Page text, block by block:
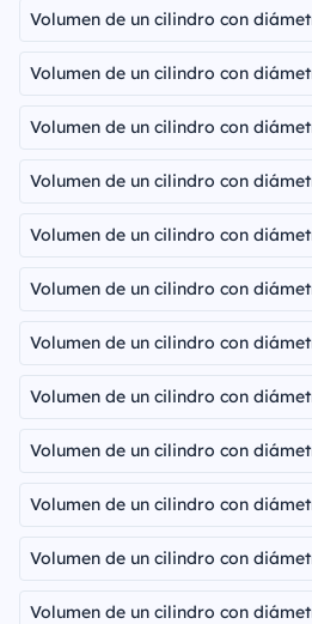
Volumen de un cilindro con
Volumen de un cilindro con
Volumen de un cilindro con
Volumen de un cilindro con
Volumen de un cilindro con
Volumen de un cilindro con
Volumen de un cilindro con
Volumen de un cilindro con
Volumen de un cilindro con
Volumen de un cilindro con
Volumen de un cilindro con
Volumen de un cilindro con